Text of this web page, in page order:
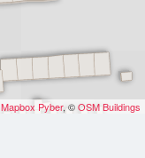
Mapbox Pyber, ©OSM Buildings